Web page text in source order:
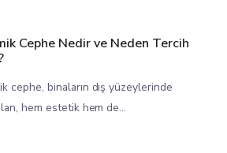
Cephe Nedir ve Neden Tercih
cephe, binaların dış yüzeylerinde
hem estetik hem de...